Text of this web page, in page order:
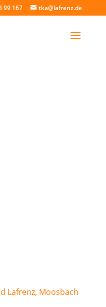
99 167 tka@lafrenz.de
Lafrenz, Moosbach